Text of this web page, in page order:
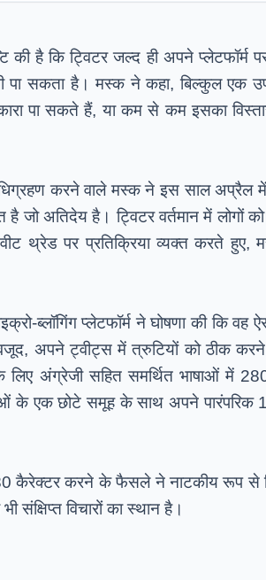
की है कि ट्विटर जल्द ही अपने प्लेटफॉर्म
पा सकता है। मस्क ने कहा, बिल्कुल एक
पा सकते हैं, या कम से कम इसका
करने वाले मस्क ने इस साल अप्रैल
जो अतिदेय है। ट्विटर वर्तमान में लोगों
थ्रेड पर प्रतिक्रिया व्यक्त करते हुए,
ब्लॉगिंग प्लेटफॉर्म ने घोषणा की कि वह
अपने ट्वीट्स में त्रुटियों को ठीक
अंग्रेजी सहित समर्थित भाषाओं में
के एक छोटे समूह के साथ अपने पारंपरिक
कैरेक्टर करने के फैसले ने नाटकीय रूप से
विचारों का स्थान है।